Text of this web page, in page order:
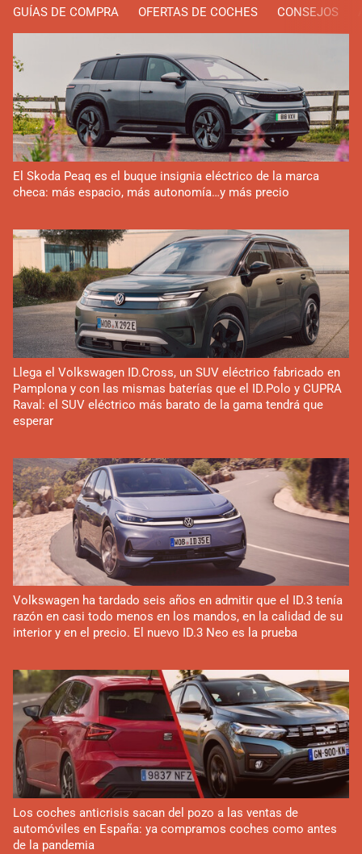
GUÍAS DE COMPRA OFERTAS DE COCHES CONSEJOS
El Skoda Peaq es el buque insignia eléctrico de la marca
checa: más espacio, más autonomía…y más precio
Llega el Volkswagen ID.Cross, un SUV eléctrico fabricado en
Pamplona y con las mismas baterías que el ID.Polo y CUPRA
Raval: el SUV eléctrico más barato de la gama tendrá que
esperar
Volkswagen ha tardado seis años en admitir que el ID.3 tenía
razón en casi todo menos en los mandos, en la calidad de su
interior y en el precio. El nuevo ID.3 Neo es la prueba
Los coches anticrisis sacan del pozo a las ventas de
automóviles en España: ya compramos coches como antes
de la pandemia